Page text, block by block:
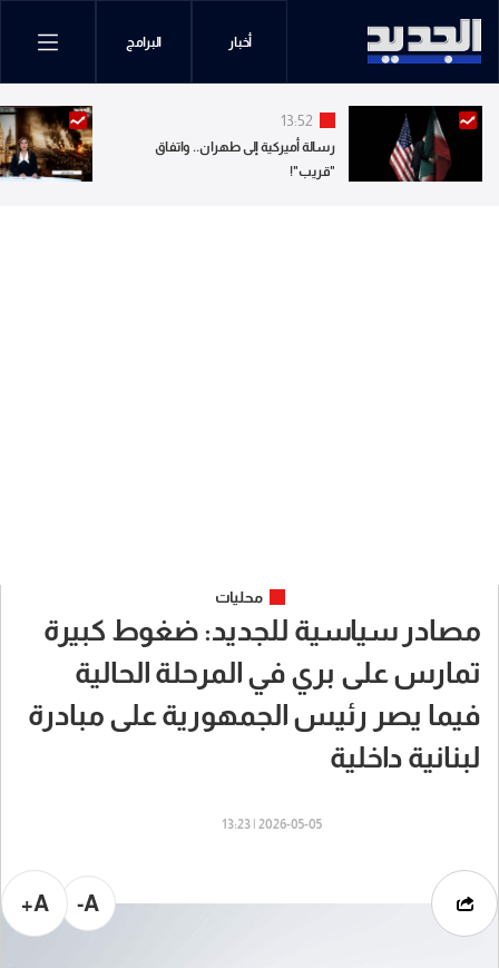
أخبار البرامج
13:52
رسالة أميركية إلى طهران.. واتفاق
"قريب"!
محليات
مصادر سياسية للجديد: ضغوط كبيرة
تمارس على بري في المرحلة الحالية
فيما يصر رئيس الجمهورية على مبادرة
لبنانية داخلية
2026-05-05 | 13:23
A-
A+